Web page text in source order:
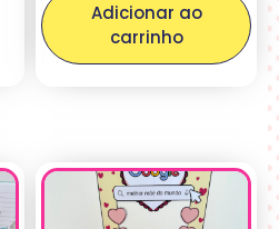
Adicionar ao
carrinho